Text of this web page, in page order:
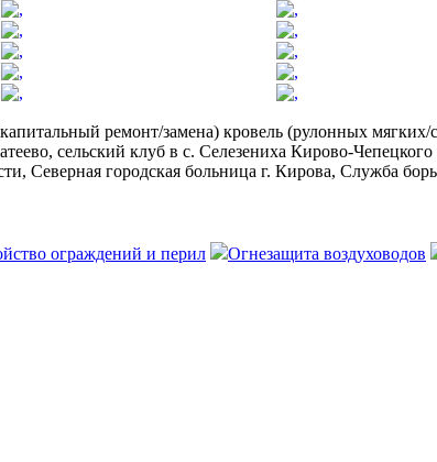
ремонт/замена) кровель (рулонных
сельский клуб в с. Селезениха Кирово-
Северная городская больница г. Кирова, Служба
ограждений и перил Огнезащита воздуховодов